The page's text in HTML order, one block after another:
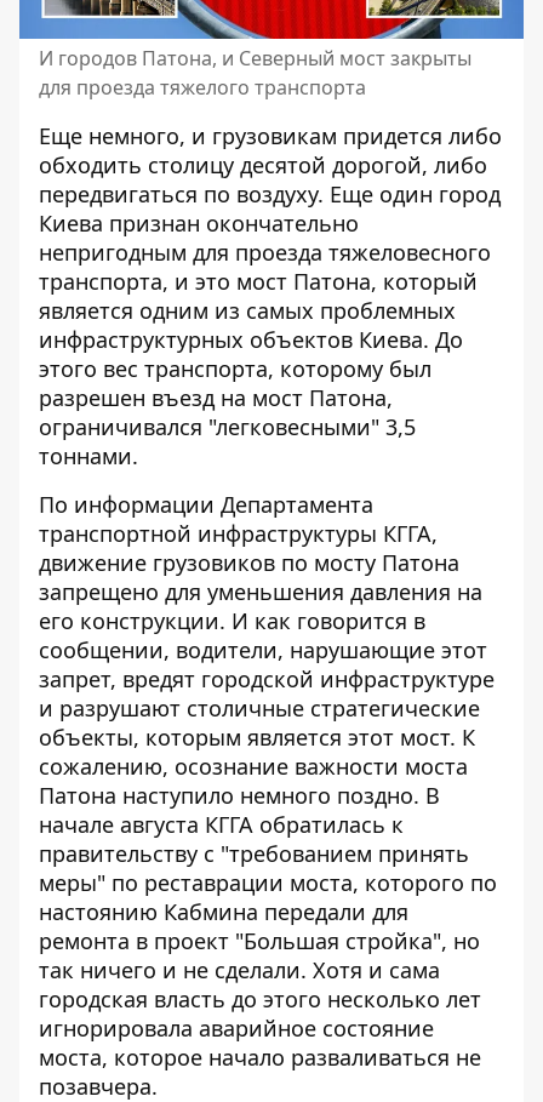
И городов Патона, и Северный мост закрыты
для проезда тяжелого транспорта
Еще немного, и грузовикам придется либо
обходить столицу десятой дорогой, либо
передвигаться по воздуху. Еще один город
Киева признан окончательно
непригодным для проезда тяжеловесного
транспорта, и это мост Патона, который
является одним из самых проблемных
инфраструктурных объектов Киева. До
этого вес транспорта, которому был
разрешен въезд на мост Патона,
ограничивался "легковесными" 3,5
тоннами.
По информации Департамента
транспортной инфраструктуры КГГА,
движение грузовиков по мосту Патона
запрещено для уменьшения давления на
его конструкции. И как говорится в
сообщении, водители, нарушающие этот
запрет, вредят городской инфраструктуре
и разрушают столичные стратегические
объекты, которым является этот мост. К
сожалению, осознание важности моста
Патона наступило немного поздно. В
начале августа КГГА обратилась к
правительству с "требованием принять
меры" по реставрации моста, которого по
настоянию Кабмина передали для
ремонта в проект "Большая стройка", но
так ничего и не сделали. Хотя и сама
городская власть до этого несколько лет
игнорировала аварийное состояние
моста, которое начало разваливаться не
позавчера.